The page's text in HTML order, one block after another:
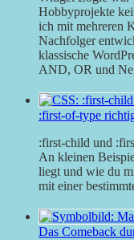
Hobbyprojekte
ich mit mehreren
Nachfolger
klassische
AND, OR und
:first-of-type
:first-child und
An kleinen
liegt und wie du
mit einer
Das Comeback